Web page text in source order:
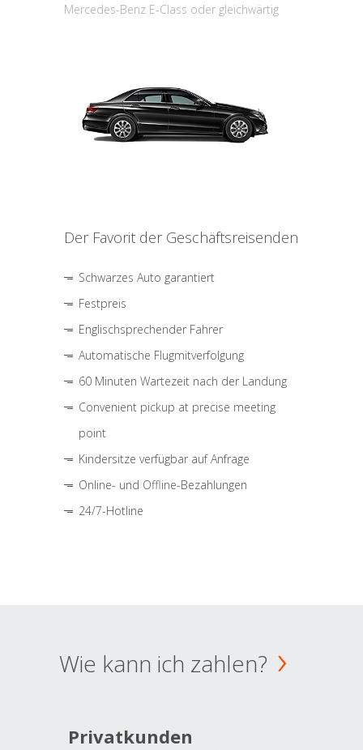
Mercedes-Benz E-Class oder gleichwärtig
Der Favorit der Geschäftsreisenden
Schwarzes Auto garantiert
Festpreis
Englischsprechender Fahrer
Automatische Flugmitverfolgung
60 Minuten Wartezeit nach der Landung
Convenient pickup at precise meeting
point
Kindersitze verfügbar auf Anfrage
Online- und Offline-Bezahlungen
24/7-Hotline
Wie kann ich zahlen?
Privatkunden